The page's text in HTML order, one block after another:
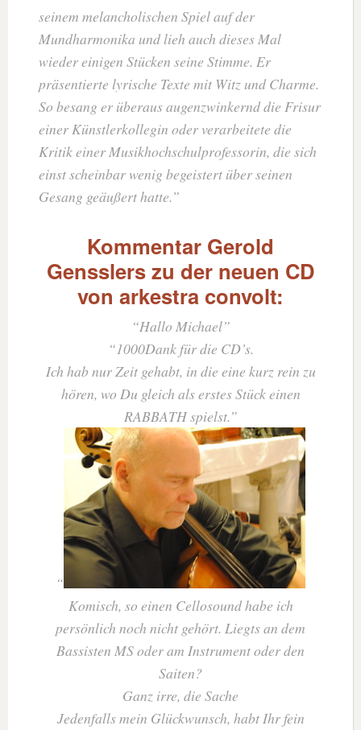
seinem melancholischen Spiel auf der
Mundharmonika und lieh auch dieses Mal
wieder einigen Stücken seine Stimme. Er
präsentierte lyrische Texte mit Witz und Charme.
So besang er überaus augenzwinkernd die Frisur
einer Künstlerkollegin oder verarbeitete die
Kritik einer Musikhochschulprofessorin, die sich
einst scheinbar wenig begeistert über seinen
Gesang geäußert hatte.
Kommentar Gerold
Gensslers zu der neuen CD
von arkestra convolt:
Hallo Michael
1000Dank für die CD’s.
Ich hab nur Zeit gehabt, in die eine kurz rein zu
hören, wo Du gleich als erstes Stück einen
RABBATH spielst.
Komisch, so einen Cellosound habe ich
persönlich noch nicht gehört. Liegts an dem
Bassisten MS oder am Instrument oder den
Saiten?
Ganz irre, die Sache
Jedenfalls mein Glückwunsch, habt Ihr fein